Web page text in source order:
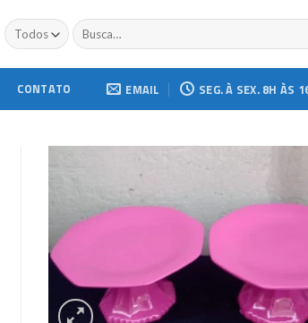
Buscar
por:
CONTATO EMAIL SEG. À SEX. 8H ÀS